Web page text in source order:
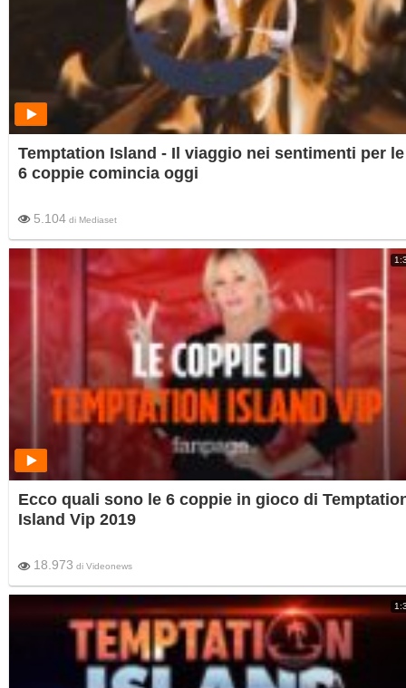
Temptation Island - Il viaggio nei sentimenti per le
6 coppie comincia oggi
5.104 di Mediaset
Ecco quali sono le 6 coppie in gioco di
Island Vip 2019
18.973 di Videonews